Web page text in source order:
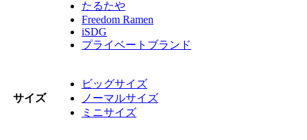
たるたや
Freedom Ramen
iSDG
プライベートブランド
サイズ
ビッグサイズ
ノーマルサイズ
ミニサイズ